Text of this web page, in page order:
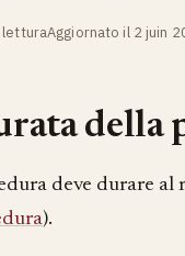
letturaAggiornato il 2 juin
della
deve durare al
).